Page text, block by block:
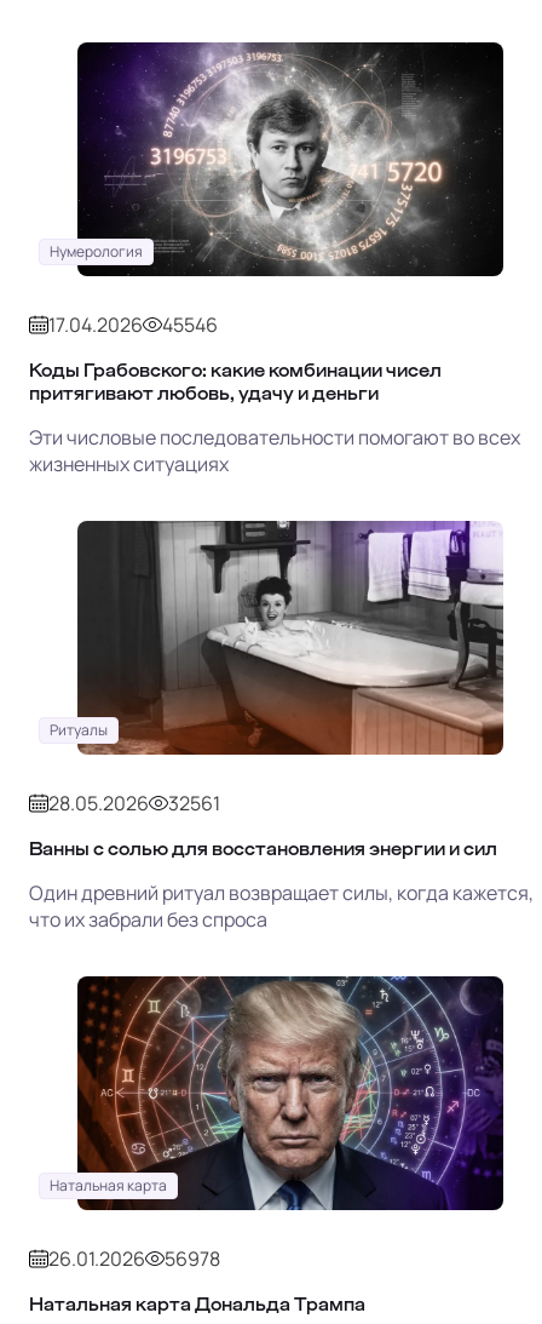
Нумерология
17.04.2026 45546
Коды Грабовского: какие комбинации чисел
притягивают любовь, удачу и деньги
Эти числовые последовательности помогают во всех
жизненных ситуациях
Ритуалы
28.05.2026 32561
Ванны с солью для восстановления энергии и сил
Один древний ритуал возвращает силы, когда кажется,
что их забрали без спроса
Натальная карта
26.01.2026 56978
Натальная карта Дональда Трампа